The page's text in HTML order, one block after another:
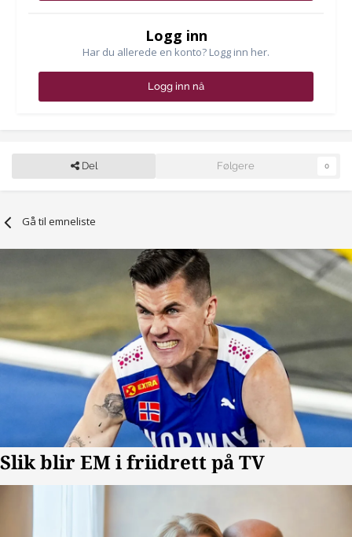
Logg inn
Har du allerede en konto? Logg inn her.
Logg inn nå
Del Følgere 0
Gå til emneliste